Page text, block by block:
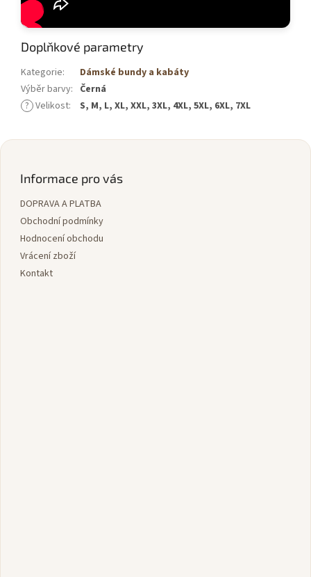
Doplňkové parametry
Kategorie:
Dámské bundy a kabáty
Výběr barvy: Černá
? Velikost: S, M, L, XL, XXL, 3XL, 4XL, 5XL, 6XL, 7XL
Z
Informace pro vás
DOPRAVA A PLATBA
Obchodní podmínky
Hodnocení obchodu
Vrácení zboží
Kontakt